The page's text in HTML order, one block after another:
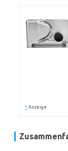
* Anzeige